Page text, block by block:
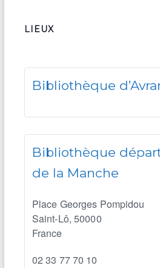
LIEUX
Bibliothèque
Bibliothèque
de la Manche
Place Georges Pompidou
Saint-Lô, 50000
France
02 33 77 70 10